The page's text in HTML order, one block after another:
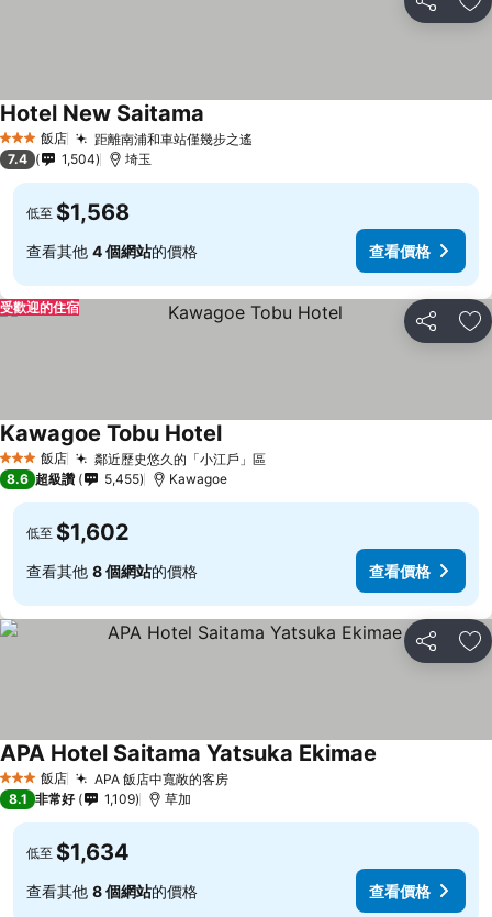
分享 加
3 星級 飯店 距離南浦和車站僅幾步之遙
Hotel New Saitama
7.4 1,504 埼玉
低至 $1,568
查看其他 4 個網站的價格 查看價格
分享 加
受歡迎的住宿
3 星級 飯店 鄰近歷史悠久的「小江戶」區
Kawagoe Tobu Hotel
8.6 超級讚 5,455 Kawagoe
低至 $1,602
查看其他 8 個網站的價格 查看價格
分享 加
3 星級 飯店 APA 飯店中寬敞的客房
APA Hotel Saitama Yatsuka Ekimae
8.1 非常好 1,109 草加
低至 $1,634
查看其他 8 個網站的價格 查看價格